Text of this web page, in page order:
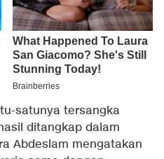
satunya tersangka
ditangkap dalam
Abdeslam mengatakan